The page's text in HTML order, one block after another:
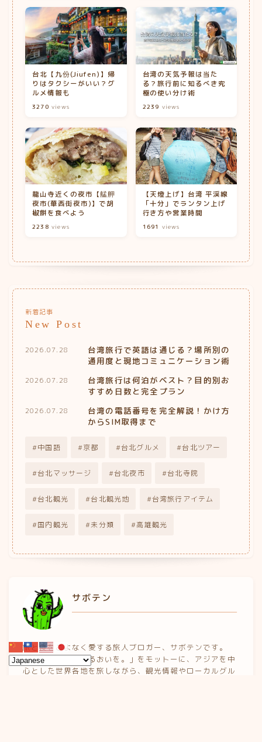
台北【九份(Jiufen)】帰
りはタクシーがいい？グ
ルメ情報も
3270 views
台湾の天気予報は当た
る？旅行前に知るべき究
極の使い分け術
2239 views
龍山寺近くの夜市【艋舺
夜市(華西街夜市)】で胡
椒餅を食べよう
2238 views
【天燈上げ】台湾 平渓線
「十分」でランタン上げ
行き方や営業時間
1691 views
新着記事
New Post
台湾旅行で英語は通じる？場所別の
通用度と現地コミュニケーション術
2026.07.28
台湾旅行は何泊がベスト？目的別お
すすめ日数と完全プラン
2026.07.28
台湾の電話番号を完全解説！かけ方
からSIM取得まで
2026.07.28
中国語 京都 台北グルメ 台北ツアー
台北マッサージ 台北夜市 台北寺院
台北観光 台北観光地 台湾旅行アイテム
国内観光 未分類 高雄観光
サボテン
旅と食をこよなく愛する旅人ブロガー、サボテンです。
「乾いた心に、うるおいを。」をモットーに、アジアを中
心とした世界各地を旅しながら、観光情報やローカルグル